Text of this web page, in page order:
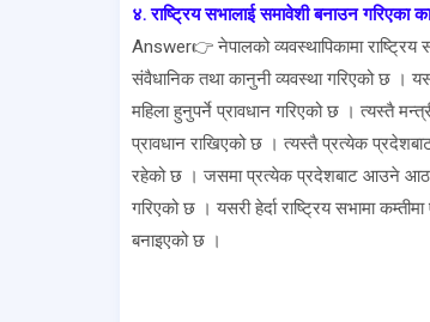
४. राष्ट्रिय सभालाई समावेशी बनाउन गरिएका
Answer👉 नेपालको व्यवस्थापिकामा
संवैधानिक तथा कानुनी व्यवस्था गरिएको छ ।
महिला हुनुपर्ने प्रावधान गरिएको छ । त्यस्तै
प्रावधान राखिएको छ । त्यस्तै प्रत्येक
रहेको छ । जसमा प्रत्येक प्रदेशबाट आउने आठ
गरिएको छ । यसरी हेर्दा राष्ट्रिय सभामा
बनाइएको छ ।